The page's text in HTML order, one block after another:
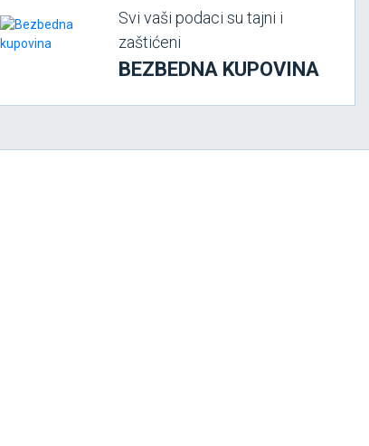
Svi vaši podaci su tajni i
zaštićeni
BEZBEDNA KUPOVINA